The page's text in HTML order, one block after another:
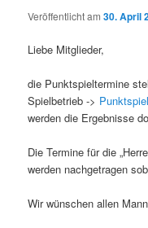
Veröffentlicht am30. April
Liebe Mitglieder,
die Punktspieltermine
Spielbetrieb ->
werden die Ergebnisse
Die Termine für die
werden nachgetragen
Wir wünschen allen